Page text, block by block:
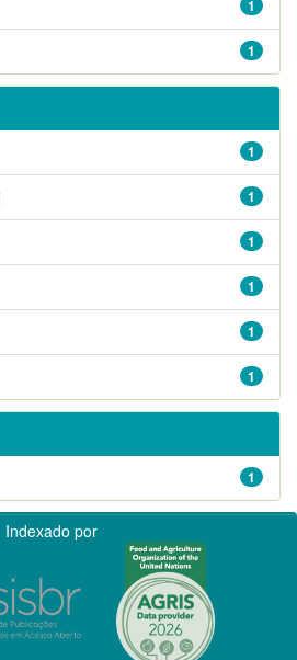
1
1
1
1
1
1
1
1
1
Indexado por